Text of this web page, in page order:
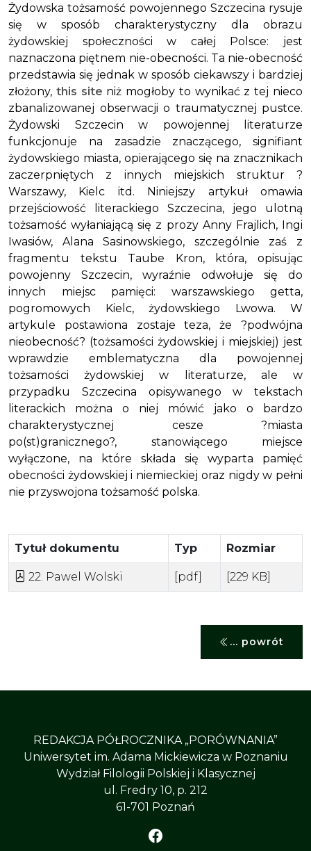
Żydowska tożsamość powojennego Szczecina rysuje
się w sposób charakterystyczny dla obrazu
żydowskiej społeczności w całej Polsce: jest
naznaczona piętnem nie-obecności. Ta nie-obecność
przedstawia się jednak w sposób ciekawszy i bardziej
złożony, this site niż mogłoby to wynikać z tej nieco
zbanalizowanej obserwacji o traumatycznej pustce.
Żydowski Szczecin w powojennej literaturze
funkcjonuje na zasadzie znaczącego, signifiant
żydowskiego miasta, opierającego się na znacznikach
zaczerpniętych z innych miejskich struktur ?
Warszawy, Kielc itd. Niniejszy artykuł omawia
przejściowość literackiego Szczecina, jego ulotną
tożsamość wyłaniającą się z prozy Anny Frajlich, Ingi
Iwasiów, Alana Sasinowskiego, szczególnie zaś z
fragmentu tekstu Taube Kron, która, opisując
powojenny Szczecin, wyraźnie odwołuje się do
innych miejsc pamięci: warszawskiego getta,
pogromowych Kielc, żydowskiego Lwowa. W
artykule postawiona zostaje teza, że ?podwójna
nieobecność? (tożsamości żydowskiej i miejskiej) jest
wprawdzie emblematyczna dla powojennej
tożsamości żydowskiej w literaturze, ale w
przypadku Szczecina opisywanego w tekstach
literackich można o niej mówić jako o bardzo
charakterystycznej cesze ?miasta
po(st)granicznego?, stanowiącego miejsce
wyłączone, na które składa się wyparta pamięć
obecności żydowskiej i niemieckiej oraz nigdy w pełni
nie przyswojona tożsamość polska.
Tytuł dokumentu Typ Rozmiar
22. Pawel Wolski [pdf] [229 KB]
... powrót
REDAKCJA PÓŁROCZNIKA „PORÓWNANIA”
Uniwersytet im. Adama Mickiewicza w Poznaniu
Wydział Filologii Polskiej i Klasycznej
ul. Fredry 10, p. 212
61-701 Poznań